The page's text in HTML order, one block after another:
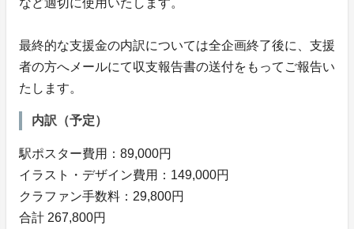
など適切に使用いたします。
最終的な支援金の内訳については全企画終了後に、支援
者の方へメールにて収支報告書の送付をもってご報告い
たします。
内訳（予定）
駅ポスター費用：89,000円
イラスト・デザイン費用：149,000円
クラファン手数料：29,800円
合計 267,800円